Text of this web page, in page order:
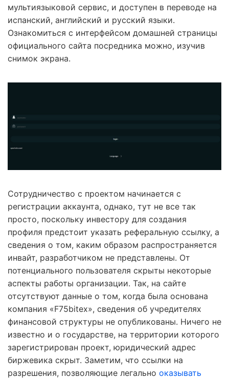
мультиязыковой сервис, и доступен в переводе на
испанский, английский и русский языки.
Ознакомиться с интерфейсом домашней страницы
официального сайта посредника можно, изучив
снимок экрана.
Сотрудничество с проектом начинается с
регистрации аккаунта, однако, тут не все так
просто, поскольку инвестору для создания
профиля предстоит указать реферальную ссылку, а
сведения о том, каким образом распространяется
инвайт, разработчиком не представлены. От
потенциального пользователя скрыты некоторые
аспекты работы организации. Так, на сайте
отсутствуют данные о том, когда была основана
компания «F75bitex», сведения об учредителях
финансовой структуры не опубликованы. Ничего не
известно и о государстве, на территории которого
зарегистрирован проект, юридический адрес
биржевика скрыт. Заметим, что ссылки на
разрешения, позволяющие легально оказывать